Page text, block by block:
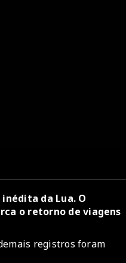
da Lua. O
o retorno de viagens
registros foram